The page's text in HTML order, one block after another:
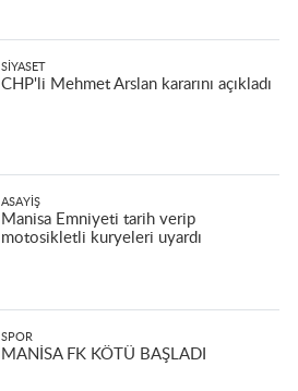
SIYASET
CHP'li Mehmet Arslan kararını açıkladı
ASAYIŞ
Manisa Emniyeti tarih verip
motosikletli kuryeleri uyardı
SPOR
MANİSA FK KÖTÜ BAŞLADI